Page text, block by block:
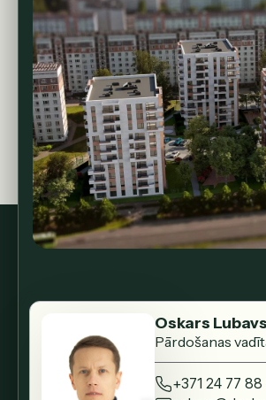
Oskars Lubavs
Pārdošanas
+371 24 77 88